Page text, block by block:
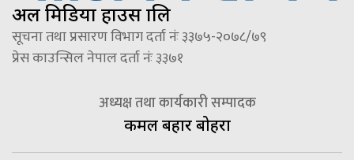
अल मिडिया हाउस प्रालि
सूचना तथा प्रसारण विभाग दर्ता नंः ३३७५-२०७८/७९
प्रेस काउन्सिल नेपाल दर्ता नंः ३३७१
अध्यक्ष तथा कार्यकारी सम्पादक
कमल बहादुर बोहरा